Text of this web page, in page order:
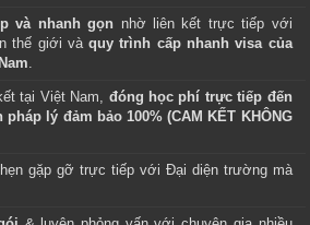
và nhanh gọn nhờ liên kết trực tiếp với
thế giới vàquy trình cấp nhanh visa của
.
tại Việt Nam, đóng học phí trực tiếp đến
lý đảm bảo 100% (CAM KẾT KHÔNG
gặp gỡ trực tiếp với Đại diện trường mà